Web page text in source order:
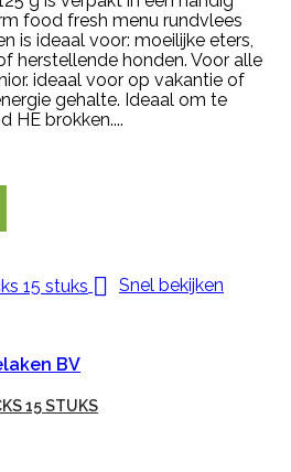
food fresh menu rundvlees
is ideaal voor: moeilijke eters,
herstellende honden. Voor alle
ideaal voor op vakantie of
gehalte. Ideaal om te
HE brokken....
 Snel bekijken
BV
15 STUKS